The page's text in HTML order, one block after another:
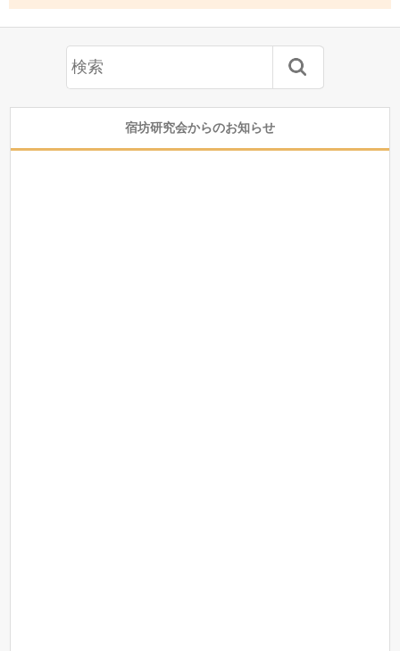
宿坊研究会からのお知らせ